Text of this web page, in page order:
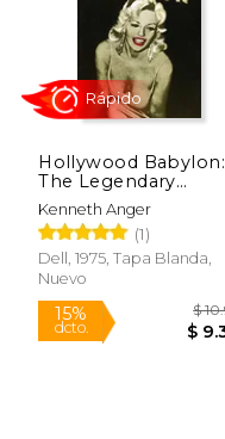
Hollywood Babylon:
The Legendary
Underground Classic
of Hollywood' S
Darkest and Best
Kept Secrets (en
Inglés)
Kenneth Anger
(1)
Dell, 1975, Tapa Blanda,
Nuevo
Rápido